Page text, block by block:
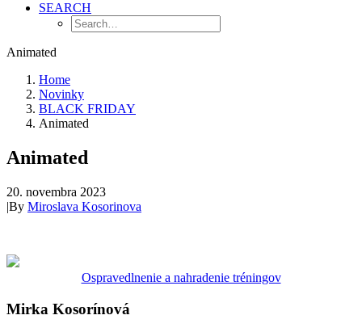
SEARCH
Animated
Home
Novinky
BLACK FRIDAY
Animated
Animated
20. novembra 2023
|By Miroslava Kosorinova
Ospravedlnenie a nahradenie tréningov
Mirka Kosorínová